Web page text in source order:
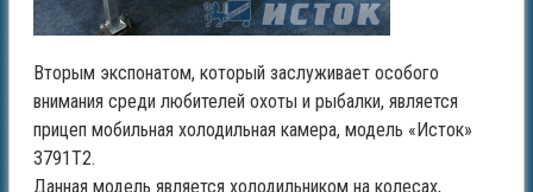
Вторым экспонатом, который заслуживает особого
внимания среди любителей охоты и рыбалки, является
прицеп мобильная холодильная камера, модель «Исток»
3791Т2.
Данная модель является холодильником на колесах,